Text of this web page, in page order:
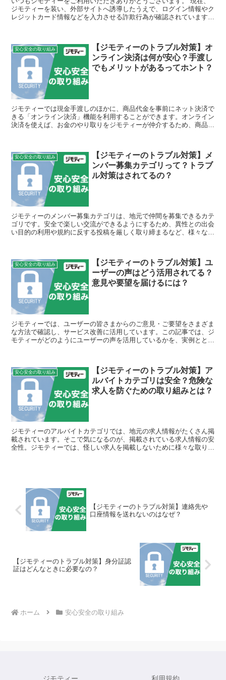
ジモティーを装い、外部サイトへ誘導したうえで、ログイン情報やク
レジットカード情報などを入力させる詐欺行為が確認されています。
安心安全の取り組み
【ジモティーのトラブル対策】オ
ンライン決済は何が安心？手渡し
でもメリットがあるってホント？
ジモティーでは現金手渡しのほかに、商品代金を事前にネット決済で
きる「オンライン決済」機能を利用することができます。オンライン
決済を使えば、お金のやり取りをジモティーが仲介するため、商品の
安心安全の取り組み
【ジモティーのトラブル対策】メ
ンバー募集カテゴリって？トラブ
ル対策はされてるの？
ジモティーのメンバー募集カテゴリは、地元で仲間を募集できるカテ
ゴリです。安全で楽しい交流ができるようにするため、異性との出会
い目的の利用や規約に反する投稿を厳しく取り締まるなど、様々なト
安心安全の取り組み
【ジモティーのトラブル対策】ユ
ーザーの声はどう活用されてる？
意見や要望を届けるには？
ジモティーでは、ユーザーの皆さまからのご意見・ご要望をさまざま
な方法で確認し、サービス改善に活用しています。この記事では、ジ
モティーがどのようにユーザーの声を活用しているかを、実例ととも
安心安全の取り組み
【ジモティーのトラブル対策】ア
ルバイトカテゴリは安全？危険な
求人を防ぐための取り組みとは？
ジモティーのアルバイトカテゴリでは、地元の求人情報がたくさん掲
載されています。そこで気になるのが、掲載されている求人情報の安
全性。ジモティーでは、怪しい求人を掲載しないために様々な取り組
【ジモティーのトラブル対策】連絡先や
口座情報を送れないのはなぜ？
【ジモティーのトラブル対策】身分証認
証はどんなときに必要なの？
ホーム 安心安全の取り組み